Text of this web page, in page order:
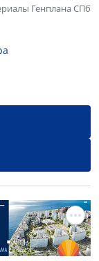
Генплана СПб